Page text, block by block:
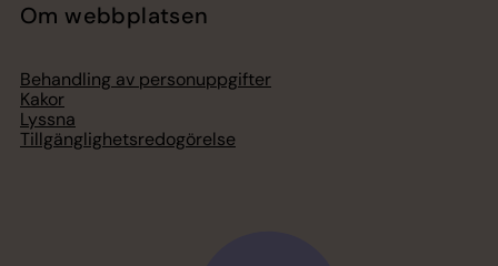
Om webbplatsen
Behandling av personuppgifter
Kakor
Lyssna
Tillgänglighetsredogörelse